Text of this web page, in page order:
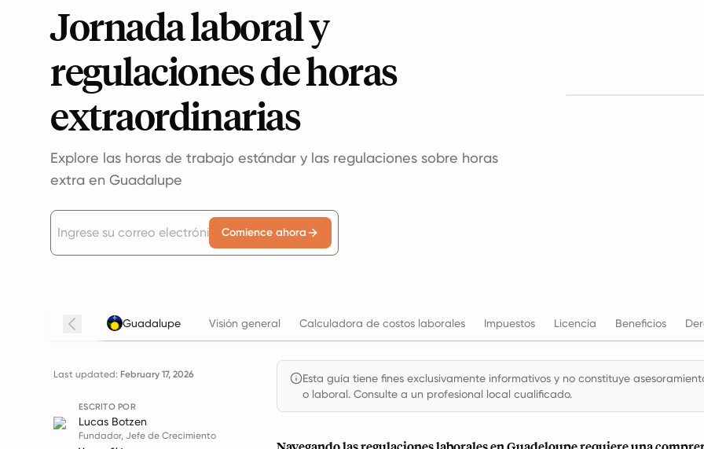
Jornada laboral y
regulaciones de horas
extraordinarias
Explore las horas de trabajo estándar y las regulaciones sobre horas
extra en Guadalupe
Comience ahora
Guadalupe Visión general Calculadora de costos laborales Impuestos Licencia Beneficios
Last updated: February 17, 2026
ESCRITO POR
Lucas Botzen
Fundador, Jefe de Crecimiento
Esta guía tiene fines exclusivamente informativos y no constituye
o laboral. Consulte a un profesional local cualificado.